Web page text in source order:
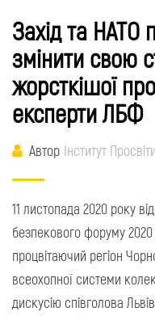
Захід та НАТО
змінити свою
жорсткішої
експерти ЛБФ
Автор Інститут Просвіти
11 листопада 2020 року
безпекового форуму
процвітаючий регіон
всеохопної системи
дискусію співголова